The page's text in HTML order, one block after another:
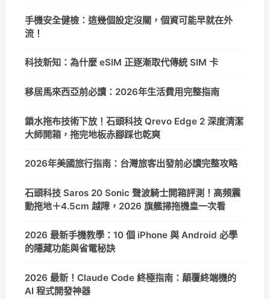
手機安全健檢：這幾個設定沒關，個資可能早就在外
流！
科技新知：為什麼 eSIM 正逐漸取代傳統 SIM 卡
移居馬來西亞前必讀：2026年生活費用完整指南
鎖水拖布技術下放！石頭科技 Qrevo Edge 2 深度清潔
大師開箱，拖完地板赤腳踩也乾爽
2026年美國旅行指南：台灣旅客出發前必讀完整攻略
石頭科技 Saros 20 Sonic 聲波騎士開箱評測！高頻震
動拖地＋4.5cm 越障，2026 旗艦掃拖機皇一次看
2026 最新手機教學：10 個 iPhone 與 Android 必學
的隱藏功能與省電秘訣
2026 最新！Claude Code 終極指南：顛覆終端機的
AI 程式開發神器